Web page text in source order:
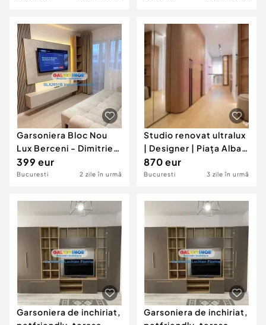
Garsoniera Bloc Nou
Lux Berceni - Dimitrie
Leonida - Metrou
399 eur
Bucuresti 2 zile în urmă
Studio renovat ultralux
| Designer | Piața Alba
Iulia |...
870 eur
Bucuresti 3 zile în urmă
Garsoniera de inchiriat,
Garsoniera de inchiriat,